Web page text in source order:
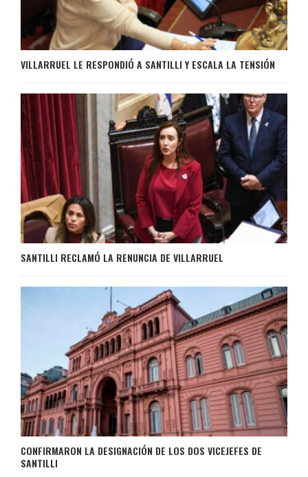
VILLARRUEL LE RESPONDIÓ A SANTILLI Y ESCALA LA TENSIÓN
SANTILLI RECLAMÓ LA RENUNCIA DE VILLARRUEL
CONFIRMARON LA DESIGNACIÓN DE LOS DOS VICEJEFES DE
SANTILLI